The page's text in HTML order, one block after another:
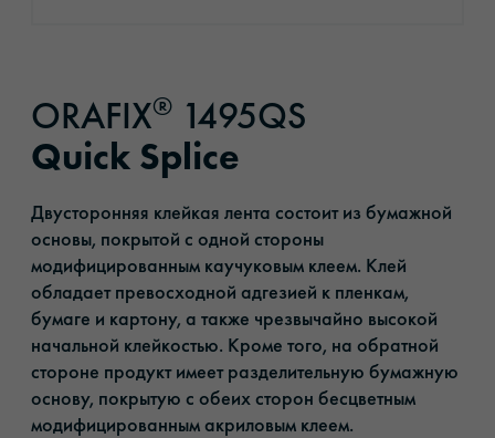
ORAFIX® 1495QS
Quick Splice
Двусторонняя клейкая лента состоит из бумажной
основы, покрытой с одной стороны
модифицированным каучуковым клеем. Клей
обладает превосходной адгезией к пленкам,
бумаге и картону, а также чрезвычайно высокой
начальной клейкостью. Кроме того, на обратной
стороне продукт имеет разделительную бумажную
основу, покрытую с обеих сторон бесцветным
модифицированным акриловым клеем.